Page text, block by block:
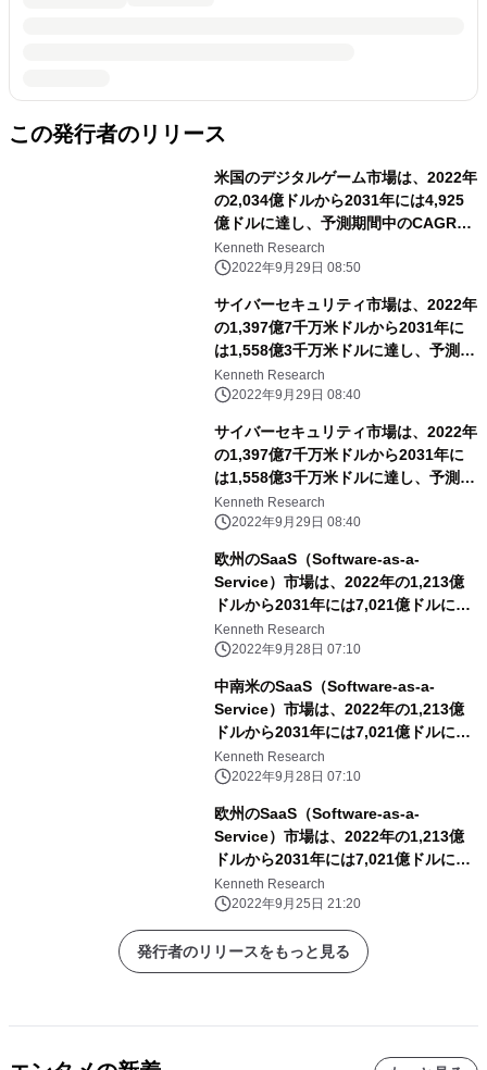
この発行者のリリース
米国のデジタルゲーム市場は、2022年
の2,034億ドルから2031年には4,925
億ドルに達し、予測期間中のCAGRは
3.4%で推移
Kenneth Research
2022年9月29日 08:50
サイバーセキュリティ市場は、2022年
の1,397億7千万米ドルから2031年に
は1,558億3千万米ドルに達し、予測期
間中のCAGRは13.4％となる
Kenneth Research
2022年9月29日 08:40
サイバーセキュリティ市場は、2022年
の1,397億7千万米ドルから2031年に
は1,558億3千万米ドルに達し、予測期
間中のCAGRは13.4％となる
Kenneth Research
2022年9月29日 08:40
欧州のSaaS（Software-as-a-
Service）市場は、2022年の1,213億
ドルから2031年には7,021億ドルに達
し、予測期間中のCAGRは18.82%に達
すると予想。
Kenneth Research
2022年9月28日 07:10
中南米のSaaS（Software-as-a-
Service）市場は、2022年の1,213億
ドルから2031年には7,021億ドルに達
し、予測期間中のCAGRは18.82%に達
すると予測。
Kenneth Research
2022年9月28日 07:10
欧州のSaaS（Software-as-a-
Service）市場は、2022年の1,213億
ドルから2031年には7,021億ドルに達
し、予測期間中のCAGRは18.82%に達
すると予想。
Kenneth Research
2022年9月25日 21:20
発行者のリリースをもっと見る